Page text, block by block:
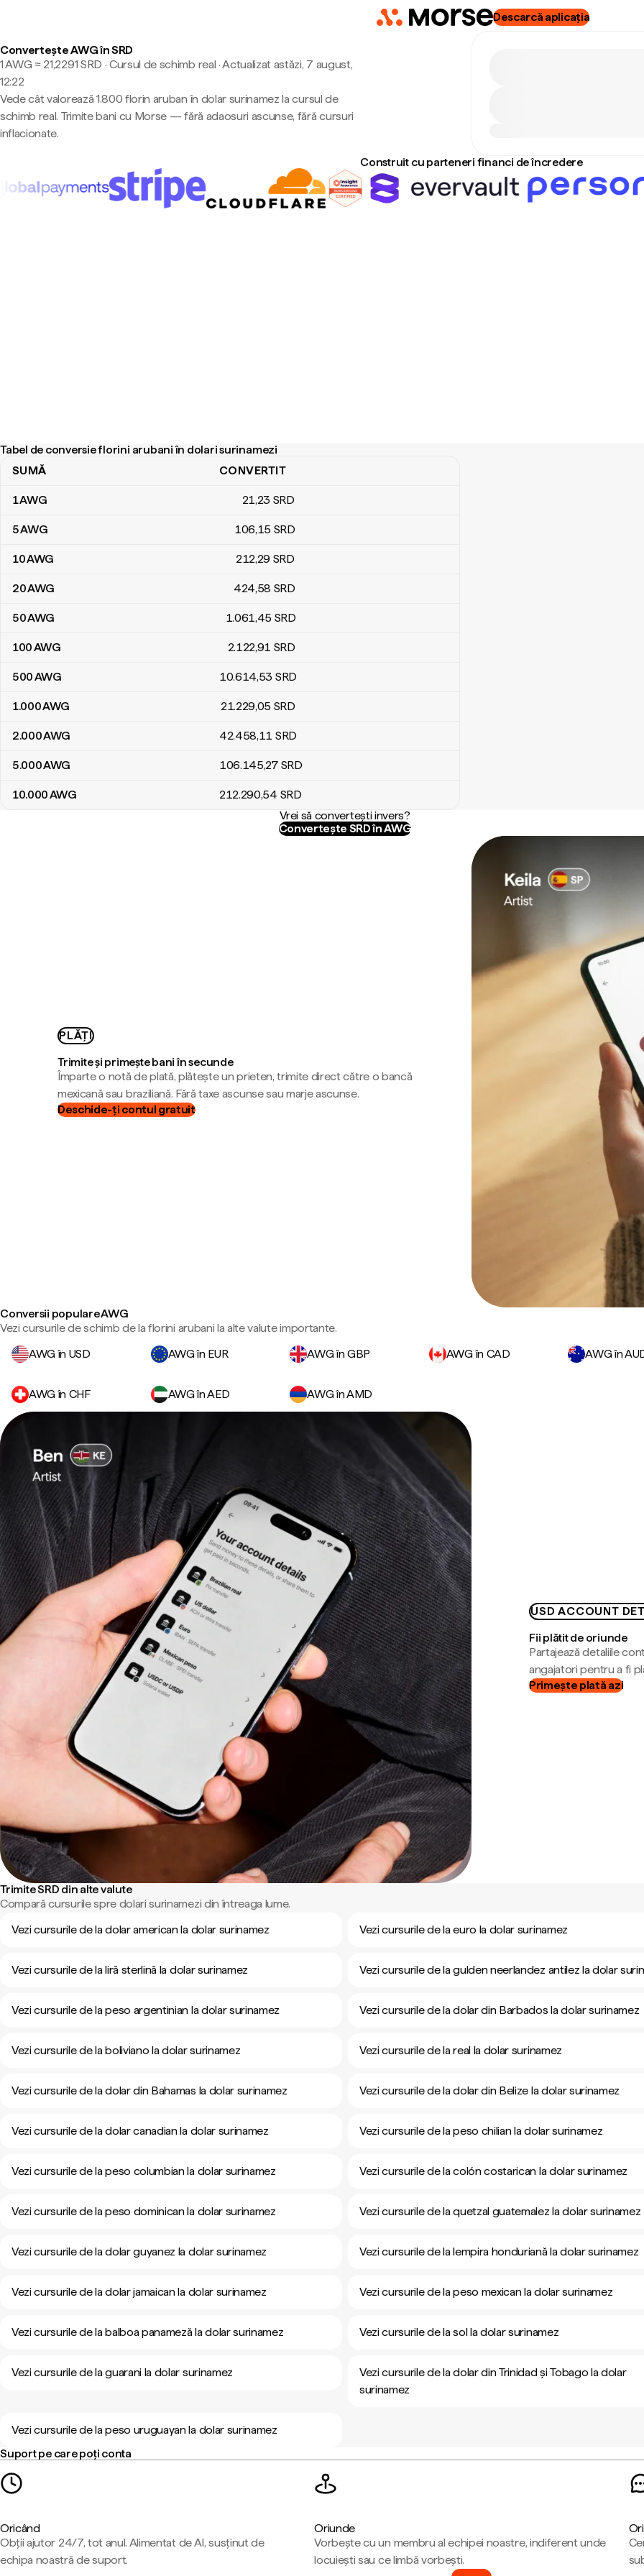
Descarcă aplicația
Convertește AWG în SRD
1 AWG ≈ 21,2291 SRD · Cursul de schimb real ·Actualizat astăzi, 7 august,
12:22
Vede cât valorează 1.800 florin aruban în dolar surinamez la cursul de
schimb real. Trimite bani cu Morse — fără adaosuri ascunse, fără cursuri
inflacionate.
Construit cu parteneri financi de încredere
Tabel de conversie florini arubani în dolari surinamezi
Tabel de conversie florini arubani în dolari surinamezi
SUMĂ CONVERTIT
1AWG 21,23 SRD
5AWG 106,15 SRD
10AWG 212,29 SRD
20AWG 424,58 SRD
50AWG 1.061,45 SRD
100AWG 2.122,91 SRD
500AWG 10.614,53 SRD
1.000AWG 21.229,05 SRD
2.000AWG 42.458,11 SRD
5.000AWG 106.145,27 SRD
10.000AWG 212.290,54 SRD
Vrei să convertești invers?
Convertește SRD în AWG
PLĂȚI
Trimite și primește bani în secunde
Împarte o notă de plată, plătește un prieten, trimite direct către o bancă
mexicană sau braziliană. Fără taxe ascunse sau marje ascunse.
Deschide-ți contul gratuit
Conversii populare AWG
Vezi cursurile de schimb de la florini arubani la alte valute importante.
AWG în USD
AWG în EUR AWG în GBP AWG în CAD AWG în
AWG în CHF AWG în AED AWG în AMD
USD ACCOUNT
Fii plătit de oriunde
Partajează detaliile
angajatori pentru a fi
Primește plată azi
Trimite SRD din alte valute
Compară cursurile spre dolari surinamezi din întreaga lume.
Vezi cursurile de la dolar american la dolar surinamez
Vezi cursurile de la euro la dolar surinamez
Vezi cursurile de la liră sterlină la dolar surinamez Vezi cursurile de la gulden neerlandez antilez la dolar
Vezi cursurile de la peso argentinian la dolar surinamez Vezi cursurile de la dolar din Barbados la dolar surinamez
Vezi cursurile de la boliviano la dolar surinamez Vezi cursurile de la real la dolar surinamez
Vezi cursurile de la dolar din Bahamas la dolar surinamez Vezi cursurile de la dolar din Belize la dolar surinamez
Vezi cursurile de la dolar canadian la dolar surinamez Vezi cursurile de la peso chilian la dolar surinamez
Vezi cursurile de la peso columbian la dolar surinamez Vezi cursurile de la colón costarican la dolar surinamez
Vezi cursurile de la peso dominican la dolar surinamez Vezi cursurile de la quetzal guatemalez la dolar surinamez
Vezi cursurile de la dolar guyanez la dolar surinamez Vezi cursurile de la lempira honduriană la dolar surinamez
Vezi cursurile de la dolar jamaican la dolar surinamez Vezi cursurile de la peso mexican la dolar surinamez
Vezi cursurile de la balboa panameză la dolar surinamez Vezi cursurile de la sol la dolar surinamez
Vezi cursurile de la guarani la dolar surinamez
Vezi cursurile de la dolar din Trinidad și Tobago la dolar
surinamez
Vezi cursurile de la peso uruguayan la dolar surinamez
Suport pe care poți conta
Oricând
Obții ajutor 24/7, tot anul. Alimentat de AI, susținut de
echipa noastră de suport.
Oriunde
Vorbește cu un membru al echipei noastre, indiferent unde
locuiești sau ce limbă vorbești.